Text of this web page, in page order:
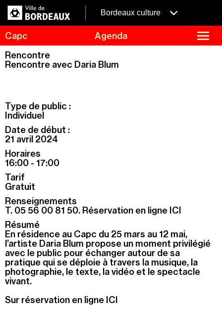
Aller
contenu
principal
menubordeaux
Bordeaux culture
Capc Agenda
fermer
le
menu
Menu
de
Agenda
Expositions
Collection
Le Capc
Mécénat et privatisation
Infos pratiques
Menu
Recherche
Recherche
Rencontre
Rencontre avec Daria Blum
Type de public :
Individuel
Date de début :
21 avril 2024
Horaires
16:00 - 17:00
Tarif
Gratuit
Renseignements
T. 05 56 00 81 50. Réservation en ligne ICI
Résumé
En résidence au Capc du 25 mars au 12 mai,
l’artiste Daria Blum propose un moment privilégié
avec le public pour échanger autour de sa
pratique qui se déploie à travers la musique, la
photographie, le texte, la vidéo et le spectacle
vivant.
Sur réservation en ligne ICI
Panneau de gestion des cookies